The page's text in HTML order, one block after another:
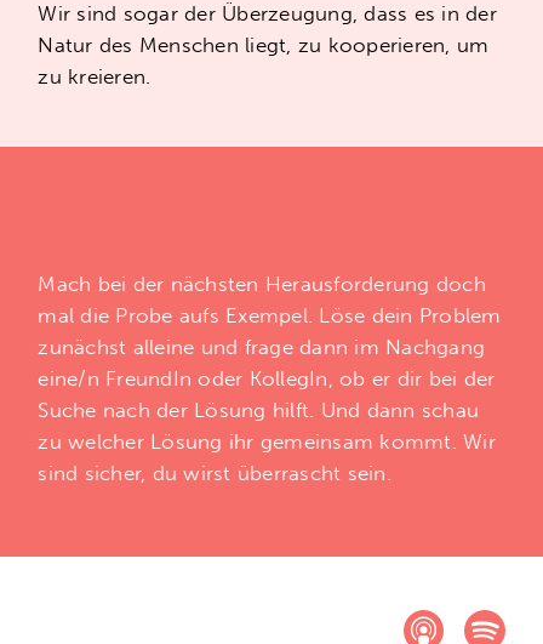
Wir sind sogar der Überzeugung, dass es in der
Natur des Menschen liegt, zu kooperieren, um
zu kreieren.
Mach bei der nächsten Herausforderung doch
mal die Probe aufs Exempel. Löse dein Problem
zunächst alleine und frage dann im Nachgang
eine/n FreundIn oder KollegIn, ob er dir bei der
Suche nach der Lösung hilft. Und dann schau
zu welcher Lösung ihr gemeinsam kommt. Wir
sind sicher, du wirst überrascht sein.